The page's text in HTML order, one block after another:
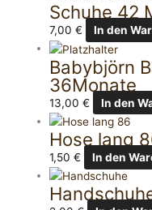
Schuhe 42
7,00€ In den
Babybjörn
36Monate
13,00€ In den
Hose lang
1,50€ In den